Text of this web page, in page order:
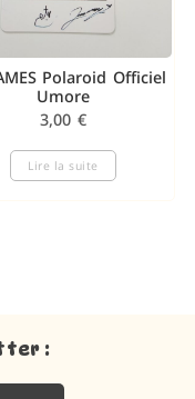
Polaroid Officiel
Umore
3,00 €
Lire la suite
: